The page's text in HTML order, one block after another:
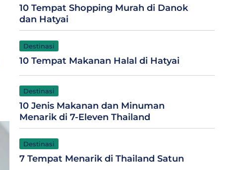
10 Tempat Shopping Murah di Danok
dan Hatyai
Destinasi
10 Tempat Makanan Halal di Hatyai
Destinasi
10 Jenis Makanan dan Minuman
Menarik di 7-Eleven Thailand
Destinasi
7 Tempat Menarik di Thailand Satun